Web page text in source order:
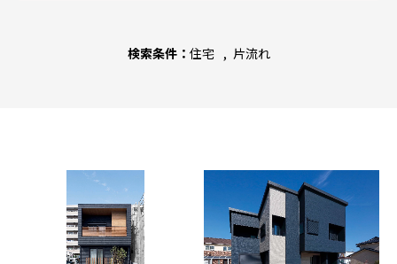
検索条件： 住宅 片流れ